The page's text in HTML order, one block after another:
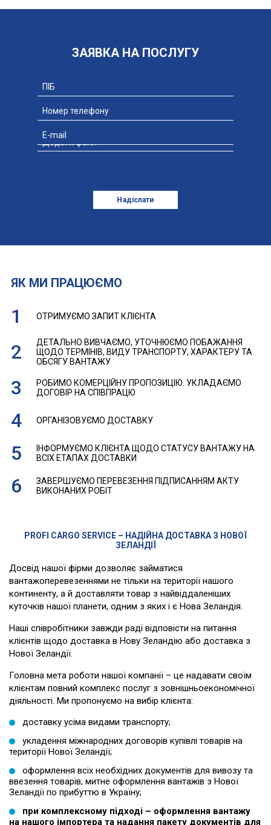
ЗАЯВКА НА ПОСЛУГУ
Додати файл
Надіслати
ЯК МИ ПРАЦЮЄМО
ОТРИМУЄМО ЗАПИТ КЛІЄНТА
ДЕТАЛЬНО ВИВЧАЄМО, УТОЧНЮЄМО ПОБАЖАННЯ
ЩОДО ТЕРМІНІВ, ВИДУ ТРАНСПОРТУ, ХАРАКТЕРУ ТА
ОБСЯГУ ВАНТАЖУ
РОБИМО КОМЕРЦІЙНУ ПРОПОЗИЦІЮ. УКЛАДАЄМО
ДОГОВІР НА СПІВПРАЦЮ
ОРГАНІЗОВУЄМО ДОСТАВКУ
ІНФОРМУЄМО КЛІЄНТА ЩОДО СТАТУСУ ВАНТАЖУ НА
ВСІХ ЕТАПАХ ДОСТАВКИ
ЗАВЕРШУЄМО ПЕРЕВЕЗЕННЯ ПІДПИСАННЯМ АКТУ
ВИКОНАНИХ РОБІТ
PROFI CARGO SERVICE – НАДІЙНА ДОСТАВКА З НОВОЇ
ЗЕЛАНДІЇ
Досвід нашої фірми дозволяє займатися
вантажоперевезеннями не тільки на території нашого
континенту, а й доставляти товар з найвіддаленіших
куточків нашої планети, одним з яких і є Нова Зеландія.
Наші співробітники завжди раді відповісти на питання
клієнтів щодо доставка в Нову Зеландію або доставка з
Нової Зеландії.
Головна мета роботи нашої компанії – це надавати своїм
клієнтам повний комплекс послуг з зовнішньоекономічної
діяльності. Ми пропонуємо на вибір клієнта:
доставку усіма видами транспорту;
укладення міжнародних договорів купівлі товарів на
території Нової Зеландії;
оформлення всіх необхідних документів для вивозу та
ввезення товарів, митне оформлення вантажів з Нової
Зеландії по прибуттю в Україну;
при комплексному підході – оформлення вантажу
на нашого імпортера та надання пакету документів для